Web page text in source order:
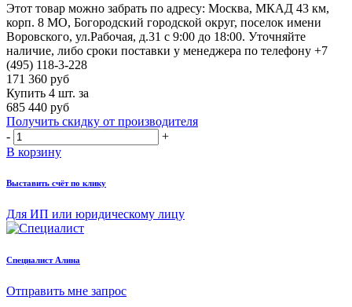
Этот товар можно забрать по адресу: Москва, МКАД 43 км,
корп. 8 МО, Богородский городской округ, поселок имени
Воровского, ул.Рабочая, д.31 с 9:00 до 18:00. Уточняйте
наличие, либо сроки поставки у менеджера по телефону +7
(495) 118-3-228
171 360 руб
Купить 4 шт. за
685 440 руб
Получить скидку от производителя
-
+
В корзину
Выставить счёт по клику
Для ИП или юридическому лицу
Cпециалист Алина
Отправить мне запрос